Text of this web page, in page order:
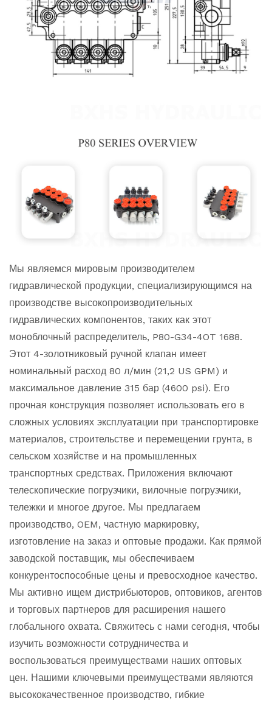
Мы являемся мировым производителем
гидравлической продукции, специализирующимся на
производстве высокопроизводительных
гидравлических компонентов, таких как этот
моноблочный распределитель, P80-G34-4OT 1688.
Этот 4-золотниковый ручной клапан имеет
номинальный расход 80 л/мин (21,2 US GPM) и
максимальное давление 315 бар (4600 psi). Его
прочная конструкция позволяет использовать его в
сложных условиях эксплуатации при транспортировке
материалов, строительстве и перемещении грунта, в
сельском хозяйстве и на промышленных
транспортных средствах. Приложения включают
телескопические погрузчики, вилочные погрузчики,
тележки и многое другое. Мы предлагаем
производство, OEM, частную маркировку,
изготовление на заказ и оптовые продажи. Как прямой
заводской поставщик, мы обеспечиваем
конкурентоспособные цены и превосходное качество.
Мы активно ищем дистрибьюторов, оптовиков, агентов
и торговых партнеров для расширения нашего
глобального охвата. Свяжитесь с нами сегодня, чтобы
изучить возможности сотрудничества и
воспользоваться преимуществами наших оптовых
цен. Нашими ключевыми преимуществами являются
высококачественное производство, гибкие